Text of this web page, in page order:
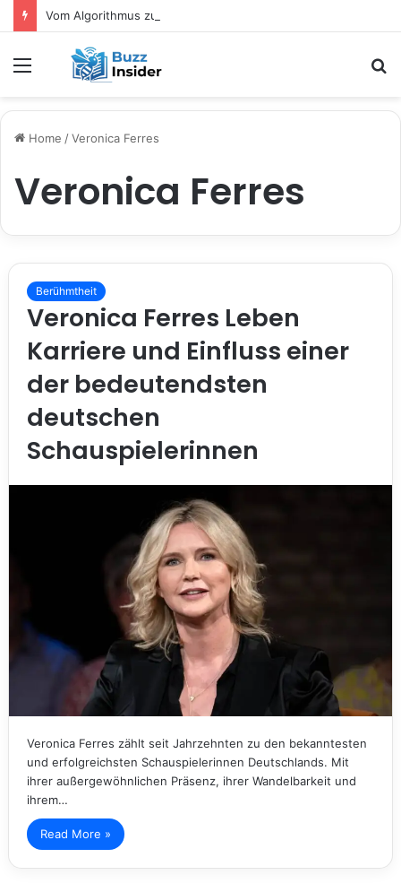
Home /Veronica Ferres
Veronica Ferres
Berühmtheit
Veronica Ferres Leben
Karriere und Einfluss einer
der bedeutendsten
deutschen
Schauspielerinnen
Veronica Ferres zählt seit Jahrzehnten zu den bekanntesten
und erfolgreichsten Schauspielerinnen Deutschlands. Mit
ihrer außergewöhnlichen Präsenz, ihrer Wandelbarkeit und
ihrem…
Read More »